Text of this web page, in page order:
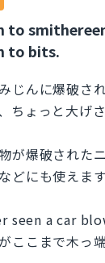
to
to bits.
みじんに爆破
ちょっと大げ
が爆破された
どにも使えます
seen a car
ここまで木っ